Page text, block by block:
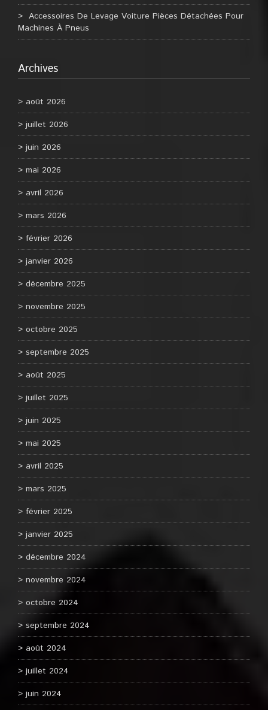
Accessoires De Levage Voiture Pièces Détachées Pour
Machines À Pneus
Archives
août 2026
juillet 2026
juin 2026
mai 2026
avril 2026
mars 2026
février 2026
janvier 2026
décembre 2025
novembre 2025
octobre 2025
septembre 2025
août 2025
juillet 2025
juin 2025
mai 2025
avril 2025
mars 2025
février 2025
janvier 2025
décembre 2024
novembre 2024
octobre 2024
septembre 2024
août 2024
juillet 2024
juin 2024